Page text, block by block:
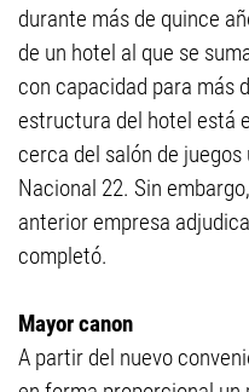
durante más de quince
de un hotel al que se
con capacidad para más
estructura del hotel está
cerca del salón de
Nacional 22. Sin
anterior empresa
completó.
Mayor canon
A partir del nuevo